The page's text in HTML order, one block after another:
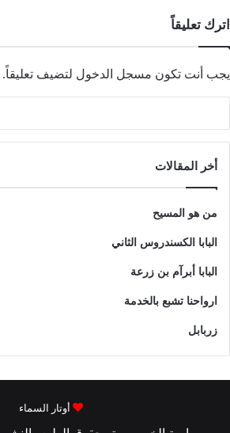
اترك تعليقاً
يجب أنت تكون مسجل الدخول لتضيف تعليقاً.
أخر المقالات
من هو المسيح
البابا الكسندروس الثاني
البابا أبرآم بن زرعة
ارواحنا تشبع بالخدمة
زربابل
أوتار السماء